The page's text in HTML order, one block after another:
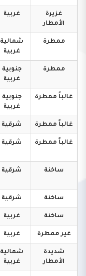
غزيرة
الأمطار
غربية
ممطرة
شمالية
غربية
ممطرة
جنوبية
غربية
غالباً ممطرة
جنوبية
غربية
غالباً ممطرة شرقية
غالباً ممطرة شرقية
ساخنة شرقية
ساخنة شرقية
ساخنة غربية
غير ممطرة غربية
شديدة
الأمطار
شمالية
غربية